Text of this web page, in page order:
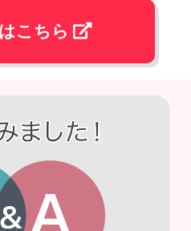
こちら